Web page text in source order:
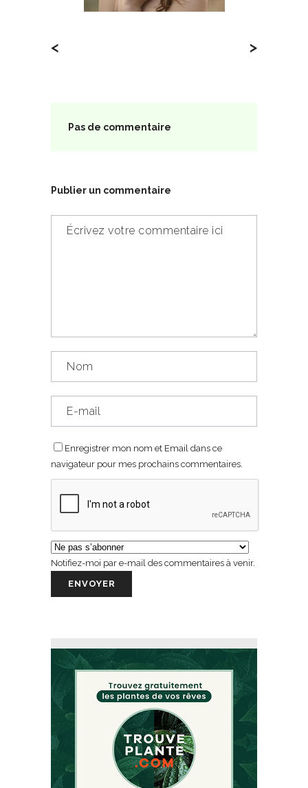
< >
Pas de commentaire
Publier un commentaire
Enregistrer mon nom et Email dans ce
navigateur pour mes prochains commentaires.
Notifiez-moi par e-mail des commentaires à venir.